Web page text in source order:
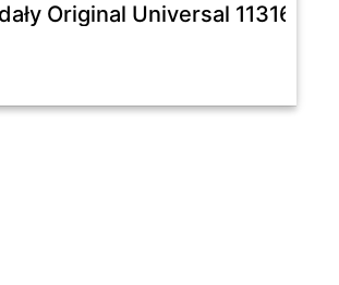
Original Universal